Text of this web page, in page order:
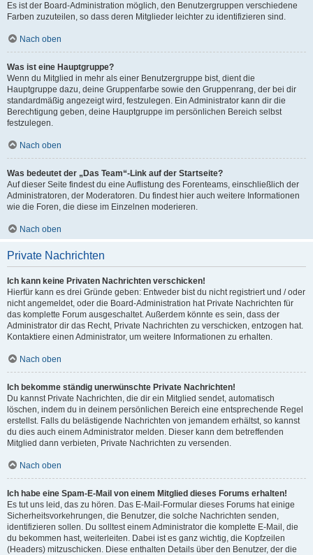
Es ist der Board-Administration möglich, den Benutzergruppen verschiedene
Farben zuzuteilen, so dass deren Mitglieder leichter zu identifizieren sind.
Nach oben
Was ist eine Hauptgruppe?
Wenn du Mitglied in mehr als einer Benutzergruppe bist, dient die
Hauptgruppe dazu, deine Gruppenfarbe sowie den Gruppenrang, der bei dir
standardmäßig angezeigt wird, festzulegen. Ein Administrator kann dir die
Berechtigung geben, deine Hauptgruppe im persönlichen Bereich selbst
festzulegen.
Nach oben
Was bedeutet der „Das Team“-Link auf der Startseite?
Auf dieser Seite findest du eine Auflistung des Forenteams, einschließlich der
Administratoren, der Moderatoren. Du findest hier auch weitere Informationen
wie die Foren, die diese im Einzelnen moderieren.
Nach oben
Private Nachrichten
Ich kann keine Privaten Nachrichten verschicken!
Hierfür kann es drei Gründe geben: Entweder bist du nicht registriert und / oder
nicht angemeldet, oder die Board-Administration hat Private Nachrichten für
das komplette Forum ausgeschaltet. Außerdem könnte es sein, dass der
Administrator dir das Recht, Private Nachrichten zu verschicken, entzogen hat.
Kontaktiere einen Administrator, um weitere Informationen zu erhalten.
Nach oben
Ich bekomme ständig unerwünschte Private Nachrichten!
Du kannst Private Nachrichten, die dir ein Mitglied sendet, automatisch
löschen, indem du in deinem persönlichen Bereich eine entsprechende Regel
erstellst. Falls du belästigende Nachrichten von jemandem erhältst, so kannst
du dies auch einem Administrator melden. Dieser kann dem betreffenden
Mitglied dann verbieten, Private Nachrichten zu versenden.
Nach oben
Ich habe eine Spam-E-Mail von einem Mitglied dieses Forums erhalten!
Es tut uns leid, das zu hören. Das E-Mail-Formular dieses Forums hat einige
Sicherheitsvorkehrungen, die Benutzer, die solche Nachrichten senden,
identifizieren sollen. Du solltest einem Administrator die komplette E-Mail, die
du bekommen hast, weiterleiten. Dabei ist es ganz wichtig, die Kopfzeilen
(Headers) mitzuschicken. Diese enthalten Details über den Benutzer, der die